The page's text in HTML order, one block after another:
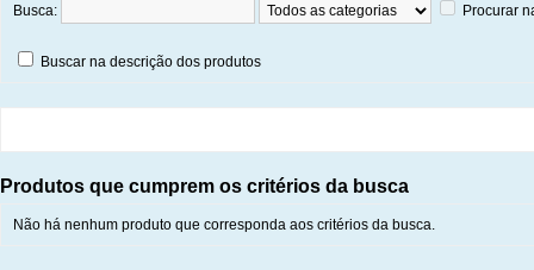
Busca: Procurar
Buscar na descrição dos produtos
Produtos que cumprem os critérios da busca
Não há nenhum produto que corresponda aos critérios da busca.